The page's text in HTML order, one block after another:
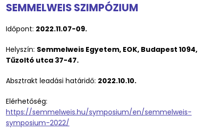
SEMMELWEIS SZIMPÓZIUM
Időpont: 2022.11.07-09.
Helyszín: Semmelweis Egyetem, EOK, Budapest 1094,
Tűzoltó utca 37-47.
Absztrakt leadási határidő: 2022.10.10.
Elérhetőség:
https://semmelweis.hu/symposium/en/semmelweis-
symposium-2022/